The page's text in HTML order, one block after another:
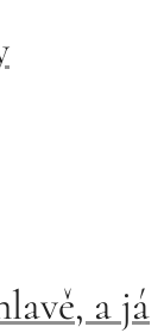
a já